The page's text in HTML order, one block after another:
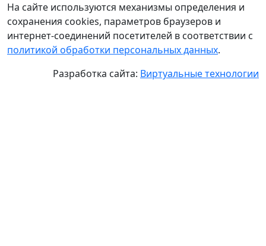
На сайте используются механизмы определения и
сохранения cookies, параметров браузеров и
интернет-соединений посетителей в соответствии с
политикой обработки персональных данных.
Разработка сайта: Виртуальные технологии